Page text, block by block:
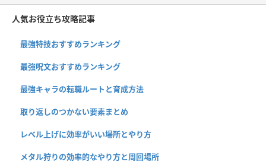
人気お役立ち攻略記事
最強特技おすすめランキング
最強呪文おすすめランキング
最強キャラの転職ルートと育成方法
取り返しのつかない要素まとめ
レベル上げに効率がいい場所とやり方
メタル狩りの効率的なやり方と周回場所